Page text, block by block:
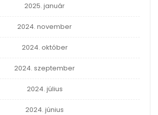
2025. január
2024. november
2024. október
2024. szeptember
2024. július
2024. június